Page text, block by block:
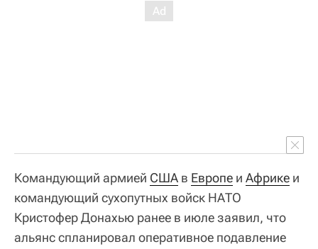
Командующий армией США в Европе и Африке и
командующий сухопутных войск НАТО
Кристофер Донахью ранее в июле заявил, что
альянс спланировал оперативное подавление